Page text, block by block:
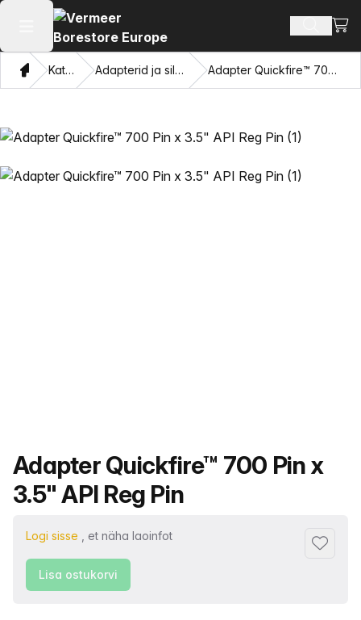
Ava peamenüü Otsi
KoduKataloogi Adapterid ja silmade tõmbamine Adapter Quickfire™ 700 Pin x 3.5" API Reg Pin
Toote nimi
Adapter Quickfire™ 700 Pin x
3.5" API Reg Pin
Logi sisse , et näha laoinfot
Lisa
Lisa ostukorvi